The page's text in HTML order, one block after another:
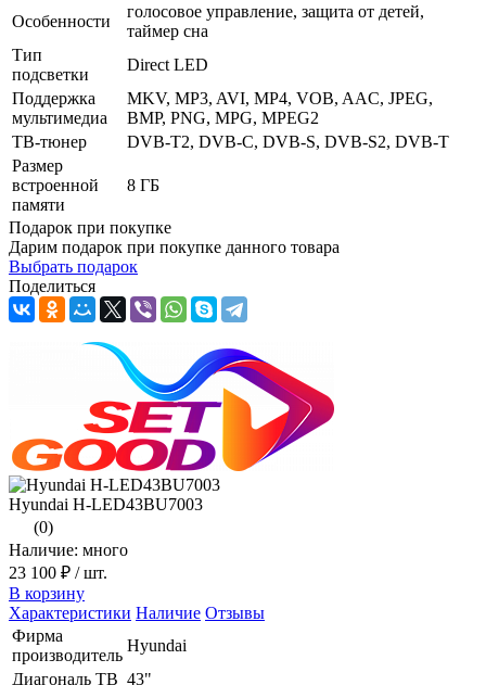
Особенности
голосовое управление, защита от детей,
таймер сна
Тип
подсветки
Direct LED
Поддержка
мультимедиа
MKV, MP3, AVI, MP4, VOB, AAC, JPEG,
BMP, PNG, MPG, MPEG2
ТВ-тюнер
DVB-T2, DVB-C, DVB-S, DVB-S2, DVB-T
Размер
встроенной
памяти
8 ГБ
Подарок при покупке
Дарим подарок при покупке данного товара
Выбрать подарок
Поделиться
Hyundai H-LED43BU7003
(0)
Наличие: много
23 100 ₽ / шт.
В корзину
Характеристики Наличие Отзывы
Фирма
производитель
Hyundai
Диагональ ТВ 43"